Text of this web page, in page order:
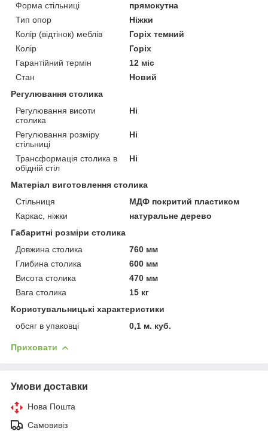
Форма стільниці
прямокутна
Тип опор
Ніжки
Колір (відтінок) меблів
Горіх темний
Колір
Горіх
Гарантійний термін
12 міс
Стан
Новий
Регулювання столика
Регулювання висоти
столика
Ні
Регулювання розміру
стільниці
Ні
Трансформація столика в
обідній стіл
Ні
Матеріал виготовлення столика
Стільниця
МДФ покритий пластиком
Каркас, ніжки
натуральне дерево
Габаритні розміри столика
Довжина столика
760 мм
Глибина столика
600 мм
Висота столика
470 мм
Вага столика
15 кг
Користувальницькі характеристики
обсяг в упаковці
0,1 м. куб.
Приховати
Умови доставки
Нова Пошта
Самовивіз